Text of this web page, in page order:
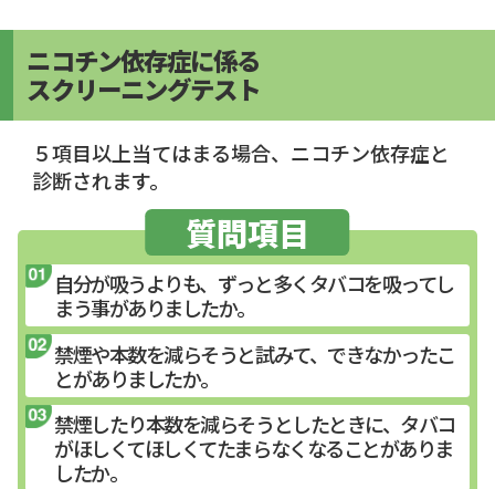
ニコチン依存症に係る
スクリーニングテスト
５項目以上当てはまる場合、ニコチン依存症と
診断されます。
質問項目
自分が吸うよりも、ずっと多くタバコを吸ってし
まう事がありましたか。
禁煙や本数を減らそうと試みて、できなかったこ
とがありましたか。
禁煙したり本数を減らそうとしたときに、タバコ
がほしくてほしくてたまらなくなることがありま
したか。